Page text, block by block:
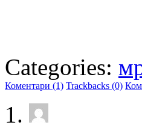
Categories:
Коментари (1) Trackbacks (0)